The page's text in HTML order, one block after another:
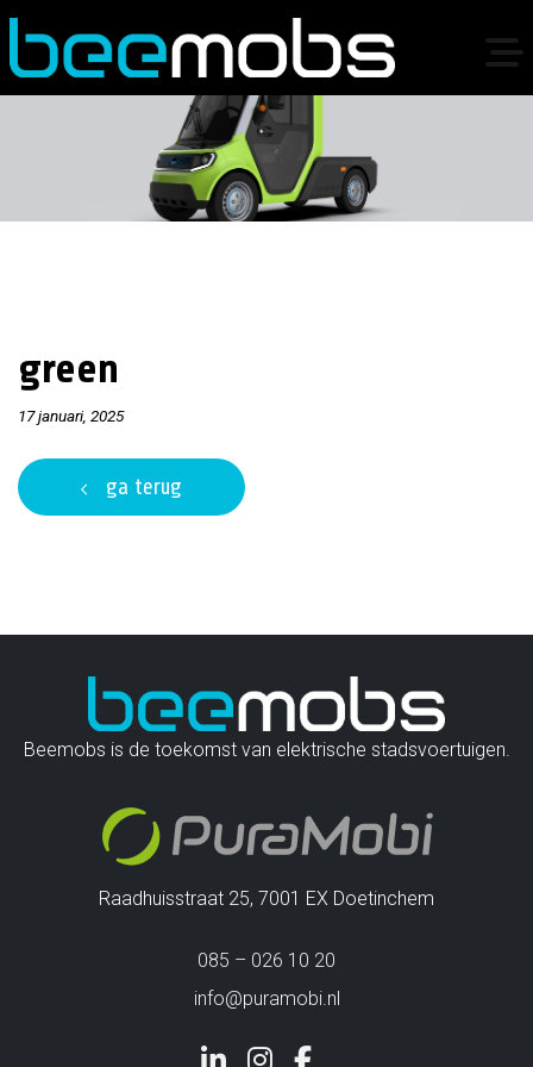
green
17 januari, 2025
ga terug
Beemobs is de toekomst van elektrische stadsvoertuigen.
Raadhuisstraat 25, 7001 EX Doetinchem
085 – 026 10 20
info@puramobi.nl